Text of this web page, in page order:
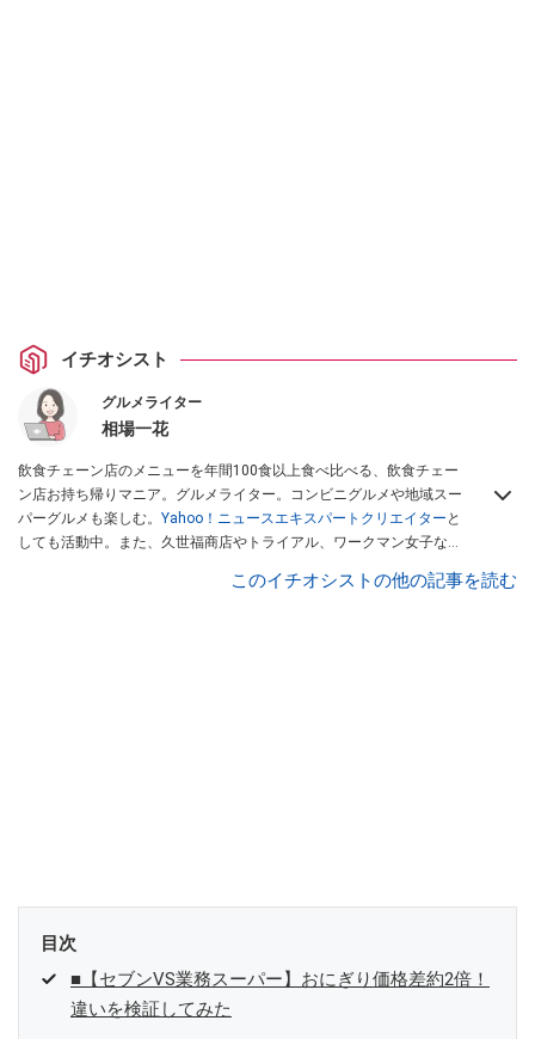
イチオシスト
グルメライター
相場一花
飲食チェーン店のメニューを年間100食以上食べ比べる、飲食チェー
ン店お持ち帰りマニア。グルメライター。コンビニグルメや地域スー
パーグルメも楽しむ。 Yahoo！ニュースエキスパートクリエイター と
しても活動中。また、久世福商店やトライアル、ワークマン女子など
、集英社「週刊プレイボーイ」、宝島
このイチオシストの他の記事を読む
目次
■【セブンVS業務スーパー】おにぎり価格差約2倍！
違いを検証してみた